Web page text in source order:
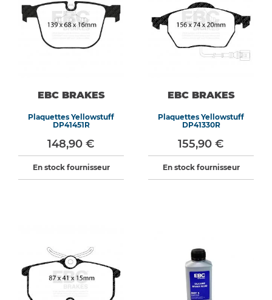
EBC BRAKES
Plaquettes Yellowstuff
DP41451R
148,90 €
En stock fournisseur
EBC BRAKES
Plaquettes Yellowstuff
DP41330R
155,90 €
En stock fournisseur